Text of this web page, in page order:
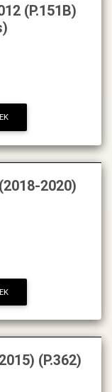
(P.151B)
2020)
(P.362)